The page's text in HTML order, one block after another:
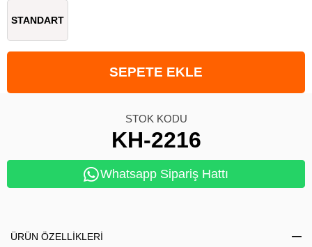
STANDART
STOK KODU
KH-2216
Whatsapp Sipariş Hattı
ÜRÜN ÖZELLIKLERI